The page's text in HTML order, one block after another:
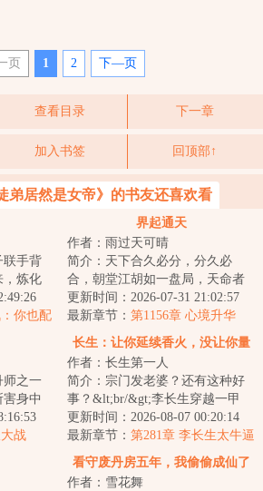
页 1 2 下—页
查看目录 下一章
加入书签 回顶部↑
弟居然是女帝》的书友还喜欢看
联手背
，炼化
&gt;
你也配
界起通天
作者：雨过天可晴
简介：天下合久必分，分久必
合，朝堂江胡如一盘局，天命者
孙云天出世，魂分天下入战场江
湖，夙命的转轮从...
更新时间：2026-07-31 21:02:57
最新章节： 第1156章 心境升华
师之一
身中
，他
战
长生：让你延续香火，没让你量
产仙帝！
作者：长生第一人
简介：宗门发老婆？还有这种好
事？&lt;br/&gt;李长生穿越一甲
子，在大限将至时觉醒系统。
&lt;br/&gt;只要...
更新时间：2026-08-07 00:20:14
最新章节： 第281章 李长生太牛逼
了
看守废丹房五年，我偷偷成仙了
作者：雪花舞